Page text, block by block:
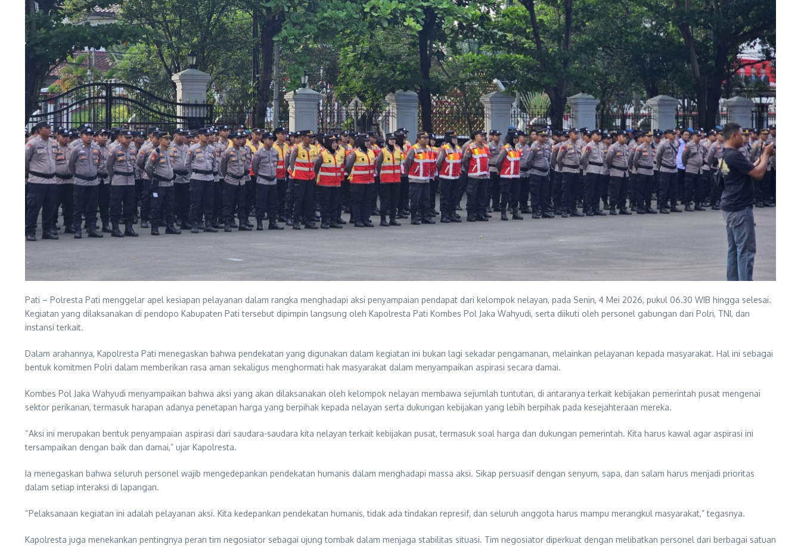
Pati – Polresta Pati menggelar apel kesiapan pelayanan dalam rangka menghadapi aksi penyampaian pendapat dari kelompok nelayan, pada Senin, 4 Mei 2026, pukul 06.30 WIB hingga selesai.
Kegiatan yang dilaksanakan di pendopo Kabupaten Pati tersebut dipimpin langsung oleh Kapolresta Pati Kombes Pol Jaka Wahyudi, serta diikuti oleh personel gabungan dari Polri, TNI, dan
instansi terkait.
Dalam arahannya, Kapolresta Pati menegaskan bahwa pendekatan yang digunakan dalam kegiatan ini bukan lagi sekadar pengamanan, melainkan pelayanan kepada masyarakat. Hal ini sebagai
bentuk komitmen Polri dalam memberikan rasa aman sekaligus menghormati hak masyarakat dalam menyampaikan aspirasi secara damai.
Kombes Pol Jaka Wahyudi menyampaikan bahwa aksi yang akan dilaksanakan oleh kelompok nelayan membawa sejumlah tuntutan, di antaranya terkait kebijakan pemerintah pusat mengenai
sektor perikanan, termasuk harapan adanya penetapan harga yang berpihak kepada nelayan serta dukungan kebijakan yang lebih berpihak pada kesejahteraan mereka.
“Aksi ini merupakan bentuk penyampaian aspirasi dari saudara-saudara kita nelayan terkait kebijakan pusat, termasuk soal harga dan dukungan pemerintah. Kita harus kawal agar aspirasi ini
tersampaikan dengan baik dan damai,” ujar Kapolresta.
Ia menegaskan bahwa seluruh personel wajib mengedepankan pendekatan humanis dalam menghadapi massa aksi. Sikap persuasif dengan senyum, sapa, dan salam harus menjadi prioritas
dalam setiap interaksi di lapangan.
“Pelaksanaan kegiatan ini adalah pelayanan aksi. Kita kedepankan pendekatan humanis, tidak ada tindakan represif, dan seluruh anggota harus mampu merangkul masyarakat,” tegasnya.
Kapolresta juga menekankan pentingnya peran tim negosiator sebagai ujung tombak dalam menjaga stabilitas situasi. Tim negosiator diperkuat dengan melibatkan personel dari berbagai satuan